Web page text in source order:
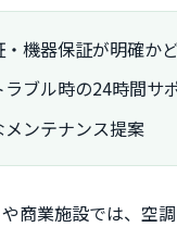
・機器保証が明確か
ブル時の24時間サ
メンテナンス提案
商業施設では、空